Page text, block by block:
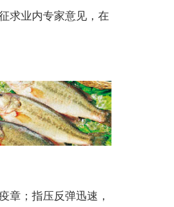
求业内专家意见，在
章；指压反弹迅速，